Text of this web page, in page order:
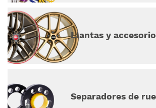
Llantas y
Separadores de